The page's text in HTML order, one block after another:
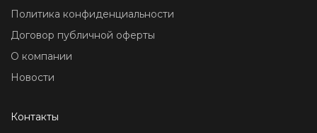
Политика конфиденциальности
Договор публичной оферты
О компании
Новости
Контакты